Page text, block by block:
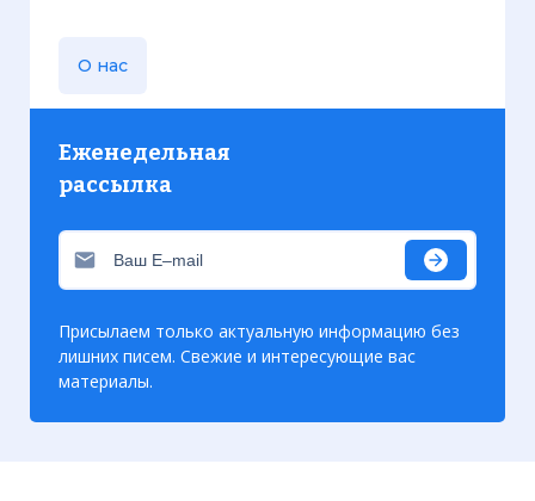
О нас
Еженедельная
рассылка
Присылаем только актуальную информацию без
лишних писем. Свежие и интересующие вас
материалы.